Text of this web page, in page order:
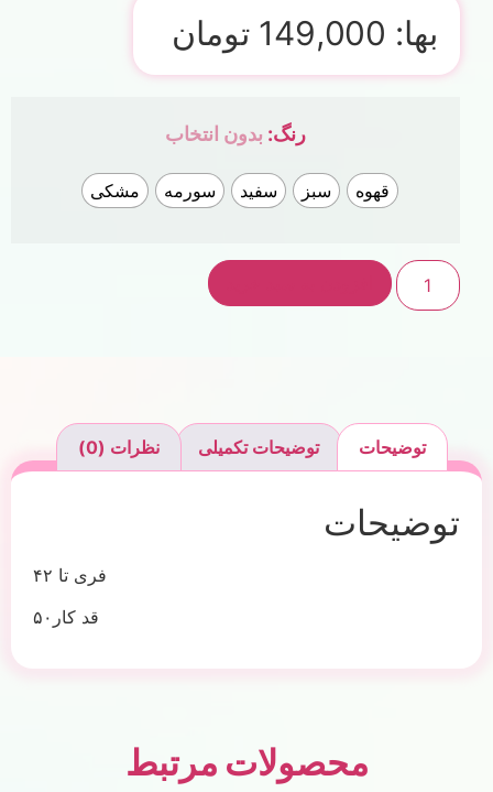
بها: 149,000 تومان
رنگ: بدون انتخاب
قهوه سبز سفید سورمه مشکی
توضیحات توضیحات تکمیلی نظرات (0)
توضیحات
فری تا ۴۲
قد کار۵۰
محصولات مرتبط